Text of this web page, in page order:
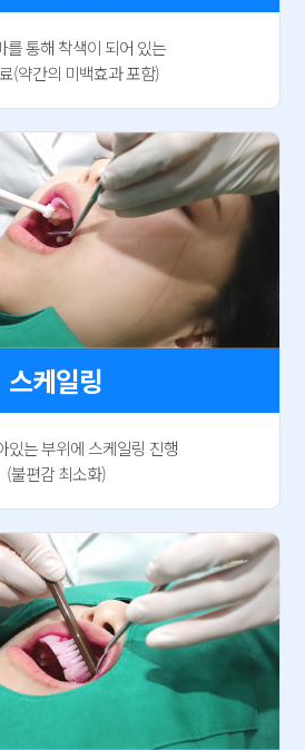
를 통해 착색이 되어 있는
(약간의 미백효과 포함)
스케일링
있는 부위에 스케일링 진행
(불편감 최소화)